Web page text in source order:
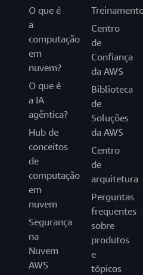
O que é
a
computação
em
nuvem?
O que é
a IA
agêntica?
Hub de
conceitos
de
computação
em
nuvem
Segurança
na
Nuvem
AWS
Centro
de
Confiança
da AWS
Biblioteca
de
Soluções
da AWS
Centro
de
arquitetura
Perguntas
frequentes
sobre
produtos
e
tópicos